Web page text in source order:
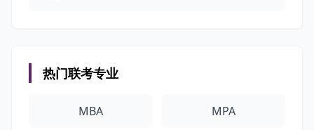
热门联考专业
MBA MPA